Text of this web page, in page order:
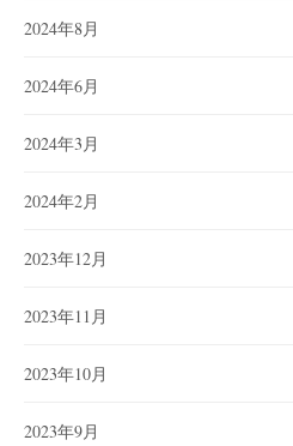
2024年8月
2024年6月
2024年3月
2024年2月
2023年12月
2023年11月
2023年10月
2023年9月